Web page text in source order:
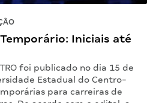
Temporário: Iniciais até
foi publicado no dia 15 de
Estadual do Centro-
para carreiras de